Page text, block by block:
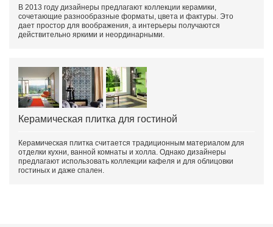
В 2013 году дизайнеры предлагают коллекции керамики,
сочетающие разнообразные форматы, цвета и фактуры. Это
дает простор для воображения, а интерьеры получаются
действительно яркими и неординарными.
Керамическая плитка для гостиной
Керамическая плитка считается традиционным материалом для
отделки кухни, ванной комнаты и холла. Однако дизайнеры
предлагают использовать коллекции кафеля и для облицовки
гостиных и даже спален.